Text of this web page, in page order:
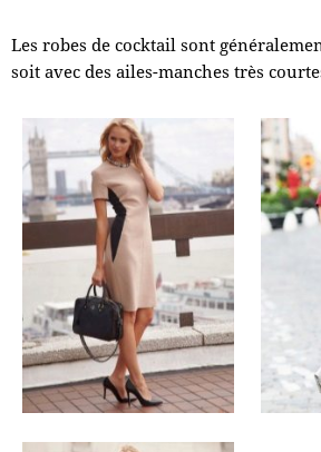
Les robes de cocktail sont
soit avec des ailes-manches très